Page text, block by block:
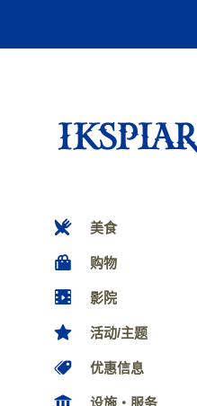
美食
购物
影院
活动/主题
优惠信息
设施・服务